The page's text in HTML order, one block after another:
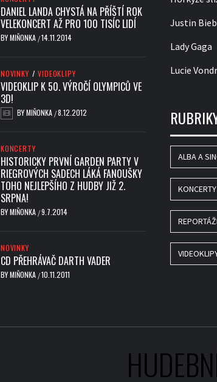
DANIEL LANDA CHYSTÁ NA PŘÍŠTÍ ROK
VELEKONCERT AŽ PRO 100 TISÍC LIDÍ
BYMIŇONKA /14.11.2014
NOVINKY / VIDEOKLIPY
VIDEOKLIP K 50. VÝROČÍ OLYMPICŮ VE
3D!
BYMIŇONKA /8.12.2012
KONCERTY
HISTORICKY PRVNÍ GARDEN PARTY V
RIEGROVÝCH SADECH LÁKÁ FANOUŠKY
TOHO NEJLEPŠÍHO Z HUDBY JIŽ 2.
SRPNA!
BYMIŇONKA /9.7.2014
NOVINKY
CD PŘEHRÁVAČ DARTH VADER
BYMIŇONKA /10.11.2011
Justin
Lady Gaga
Lucie
ALBA A
KONCERTY